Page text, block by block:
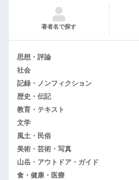
著者名で探す
思想・評論
社会
記録・ノンフィクション
歴史・伝記
教育・テキスト
文学
風土・民俗
美術・芸術・写真
山岳・アウトドア・ガイド
食・健康・医療